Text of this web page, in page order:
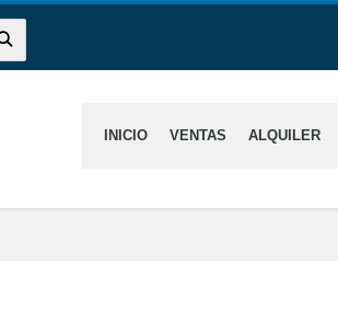
INICIO VENTAS ALQUILER